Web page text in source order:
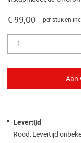
€ 99,00 per stuk en
1
Levertijd
Rood: Levertijd